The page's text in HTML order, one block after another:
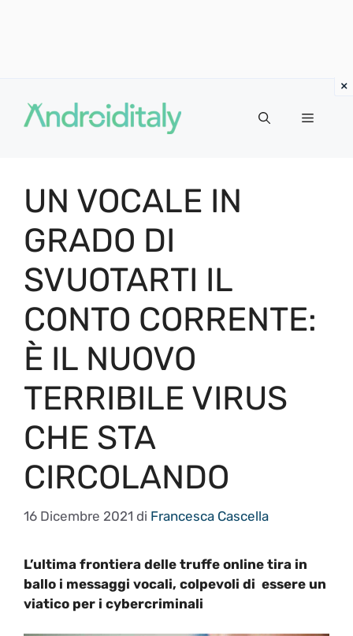
contenuto
MENU
UN VOCALE IN
GRADO DI
SVUOTARTI IL
CONTO CORRENTE:
È IL NUOVO
TERRIBILE VIRUS
CHE STA
CIRCOLANDO
16 Dicembre 2021 di Francesca Cascella
L’ultima frontiera delle truffe online tira in
ballo i messaggi vocali, colpevoli di essere un
viatico per i cybercriminali